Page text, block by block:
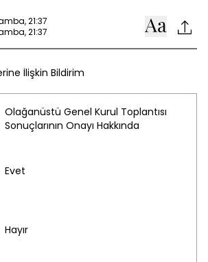
21:37
21:37
İlişkin Bildirim
Olağanüstü Genel Kurul Toplantısı
Sonuçlarının Onayı Hakkında
Evet
Hayır